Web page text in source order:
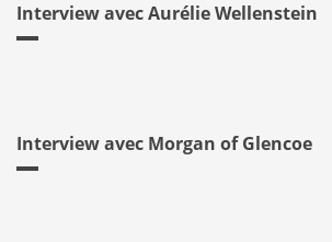
Interview avec Aurélie Wellenstein
Interview avec Morgan of Glencoe